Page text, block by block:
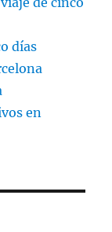
días
en